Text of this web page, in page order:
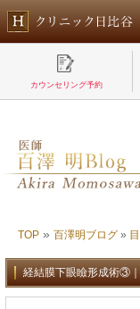
カウンセリング予約
TOP » 百澤明ブログ »
経結膜下眼瞼形成術③